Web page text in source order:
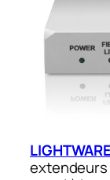
LIGHTWARE
extendeurs